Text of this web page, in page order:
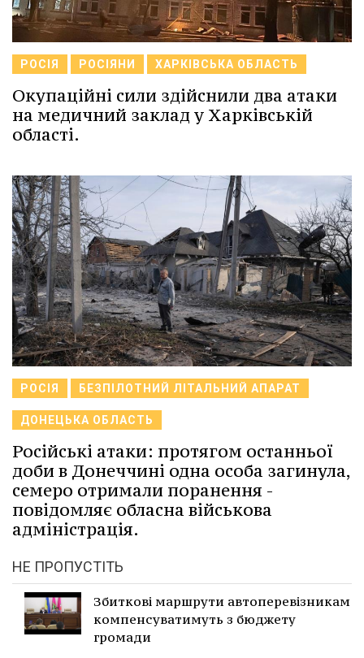
РОСІЯ РОСІЯНИ ХАРКІВСЬКА ОБЛАСТЬ
Окупаційні сили здійснили два атаки
на медичний заклад у Харківській
області.
РОСІЯ БЕЗПІЛОТНИЙ ЛІТАЛЬНИЙ АПАРАТ
ДОНЕЦЬКА ОБЛАСТЬ
Російські атаки: протягом останньої
доби в Донеччині одна особа загинула,
семеро отримали поранення -
повідомляє обласна військова
адміністрація.
НЕ ПРОПУСТІТЬ
Збиткові маршрути автоперевізникам
компенсуватимуть з бюджету
громади